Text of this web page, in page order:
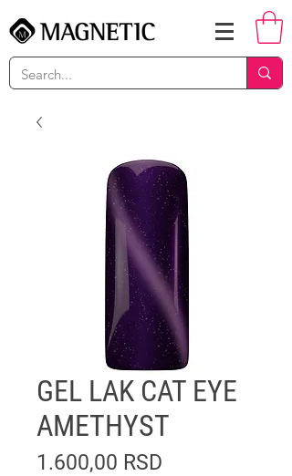
GEL LAK CAT EYE
AMETHYST
1.600,00 RSD